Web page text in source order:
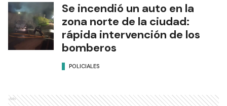
Se incendió un auto en la
zona norte de la ciudad:
rápida intervención de los
bomberos
POLICIALES
Ads